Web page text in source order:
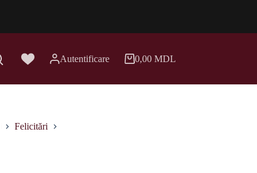
Autentificare
Coș
cumpărături
0,00 MDL
Felicitări